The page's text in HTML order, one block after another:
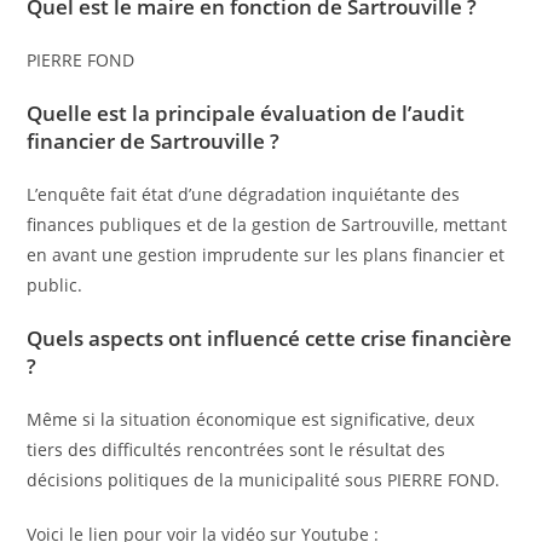
Quel est le maire en fonction de Sartrouville ?
PIERRE FOND
Quelle est la principale évaluation de l’audit
financier de Sartrouville ?
L’enquête fait état d’une dégradation inquiétante des
finances publiques et de la gestion de Sartrouville, mettant
en avant une gestion imprudente sur les plans financier et
public.
Quels aspects ont influencé cette crise financière
?
Même si la situation économique est significative, deux
tiers des difficultés rencontrées sont le résultat des
décisions politiques de la municipalité sous PIERRE FOND.
Voici le lien pour voir la vidéo sur Youtube :